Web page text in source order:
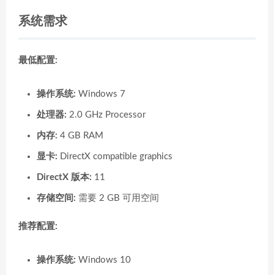
系统需求
最低配置:
操作系统: Windows 7
处理器: 2.0 GHz Processor
内存: 4 GB RAM
显卡: DirectX compatible graphics
DirectX 版本: 11
存储空间: 需要 2 GB 可用空间
推荐配置:
操作系统: Windows 10